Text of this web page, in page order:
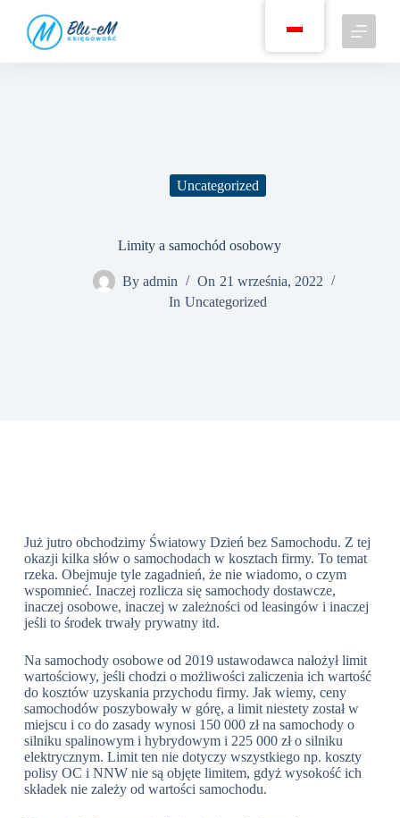
Uncategorized
Limity a samochód osobowy
By admin On 21 września, 2022
In Uncategorized
Już jutro obchodzimy Światowy Dzień bez Samochodu. Z tej
okazji kilka słów o samochodach w kosztach firmy. To temat
rzeka. Obejmuje tyle zagadnień, że nie wiadomo, o czym
wspomnieć. Inaczej rozlicza się samochody dostawcze,
inaczej osobowe, inaczej w zależności od leasingów i inaczej
jeśli to środek trwały prywatny itd.
Na samochody osobowe od 2019 ustawodawca nałożył limit
wartościowy, jeśli chodzi o możliwości zaliczenia ich wartość
do kosztów uzyskania przychodu firmy. Jak wiemy, ceny
samochodów poszybowały w górę, a limit niestety został w
miejscu i co do zasady wynosi 150 000 zł na samochody o
silniku spalinowym i hybrydowym i 225 000 zł o silniku
elektrycznym. Limit ten nie dotyczy wszystkiego np. koszty
polisy OC i NNW nie są objęte limitem, gdyż wysokość ich
składek nie zależy od wartości samochodu.